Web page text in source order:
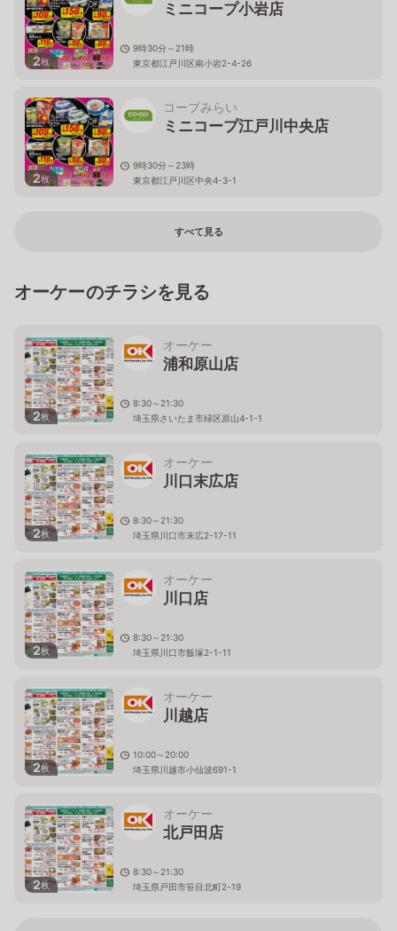
2枚
ミニコープ小岩店
9時30分～21時
東京都江戸川区南小岩2-4-26
2枚
コープみらい
ミニコープ江戸川中央店
9時30分～23時
東京都江戸川区中央4-3-1
すべて見る
オーケーのチラシを見る
2枚
オーケー
浦和原山店
8:30～21:30
埼玉県さいたま市緑区原山4-1-1
2枚
オーケー
川口末広店
8:30～21:30
埼玉県川口市末広2-17-11
2枚
オーケー
川口店
8:30～21:30
埼玉県川口市飯塚2-1-11
2枚
オーケー
川越店
10:00～20:00
埼玉県川越市小仙波691-1
2枚
オーケー
北戸田店
8:30～21:30
埼玉県戸田市笹目北町2-19